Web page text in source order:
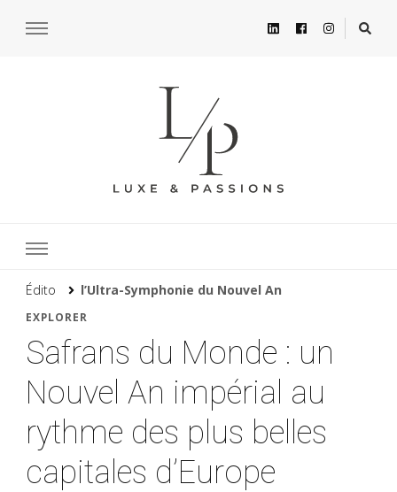
Édito l’Ultra-Symphonie du Nouvel An
EXPLORER
Safrans du Monde : un
Nouvel An impérial au
rythme des plus belles
capitales d’Europe